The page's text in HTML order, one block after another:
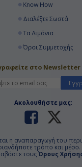
Know How
Διαλέξτε Σωστά
Τα Λιμάνια
Όροι Συμμετοχής
στο Newsletter
Ακολουθήστε μας:
η αναπαραγωγή του
τρόπο και
τουςΌρους